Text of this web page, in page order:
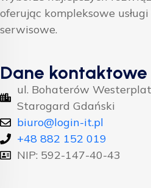
oferując kompleksowe
serwisowe.
Dane kontaktowe
ul. Bohaterów
Starogard Gdański
biuro@login-it.pl
+48 882 152 019
NIP: 592-147-40-43